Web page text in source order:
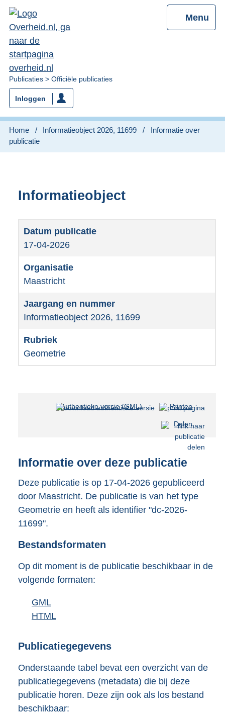
Menu
U
bent
nu
hier:
Publicaties Officiële publicaties
Inloggen
Home Informatieobject 2026, 11699
Informatie over
publicatie
Informatieobject
17-04-2026
Maastricht
Informatieobject 2026, 11699
Geometrie
Authentieke versie (GML)b
n
s
r
o
:
Printen
Delen
Informatie over deze publicatie
Deze publicatie is op 17-04-2026 gepubliceerd
door Maastricht. De publicatie is van het type
Geometrie en heeft als identifier "dc-2026-
11699".
Bestandsformaten
Op dit moment is de publicatie beschikbaar in de
volgende formaten:
D
o
n
o
a
d
p
GML
e
t
n
d
s
g
D
w
l
o
a
d
HTML
s
a
n
d
s
Publicatiegegevens
Onderstaande tabel bevat een overzicht van de
publicatiegegevens (metadata) die bij deze
publicatie horen. Deze zijn ook als los bestand
beschikbaar: